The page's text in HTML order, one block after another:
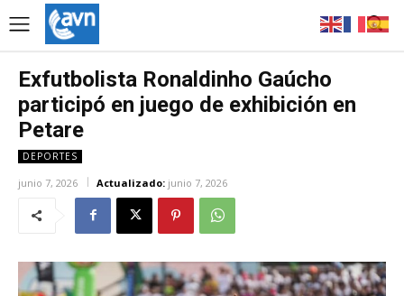
Exfutbolista Ronaldinho Gaúcho
participó en juego de exhibición en
Petare
DEPORTES
junio 7, 2026 Actualizado: junio 7, 2026